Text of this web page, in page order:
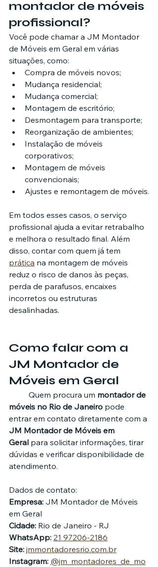
montador de móveis
profissional?
Você pode chamar a JM Montador
de Móveis em Geral em várias
situações, como:
Compra de móveis novos;
Mudança residencial;
Mudança comercial;
Montagem de escritório;
Desmontagem para transporte;
Reorganização de ambientes;
Instalação de móveis
corporativos;
Montagem de móveis
convencionais;
Ajustes e remontagem de móveis.
Em todos esses casos, o serviço
profissional ajuda a evitar retrabalho
e melhora o resultado final. Além
disso, contar com quem já tem
prática na montagem de móveis
reduz o risco de danos às peças,
perda de parafusos, encaixes
incorretos ou estruturas
desalinhadas.
Como falar com a
JM Montador de
Móveis em Geral
	Quem procura um
montador de
móveis no Rio de Janeiro pode
entrar em contato diretamente com a
JM Montador de Móveis em
Geral para solicitar informações, tirar
dúvidas e verificar disponibilidade de
atendimento.
Dados de contato:
Empresa: JM Montador de Móveis
em Geral
Cidade: Rio de Janeiro - RJ
WhatsApp: 21 97206-2186
Site: jmmontadoresrio.com.br
Instagram: @jm_montadores_de_mo